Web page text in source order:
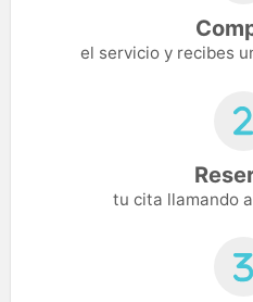
el servicio y recibes
tu cita llamando